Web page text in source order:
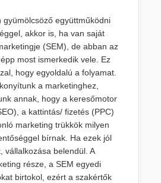
gyümölcsöző együttműködni
akkor is, ha van saját
(SEM), de abban az
most ismerkedik vele. Ez
hogy egyoldalú a folyamat.
a marketinghez,
annak, hogy a keresőmotor
a kattintás/ fizetés (PPC)
marketing trükkök milyen
bírnak. Ha ezek jól
vállalkozása belendül. A
része, a SEM egyedi
birtokol, ezért a szakértők